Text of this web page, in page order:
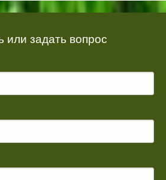
или задать вопрос